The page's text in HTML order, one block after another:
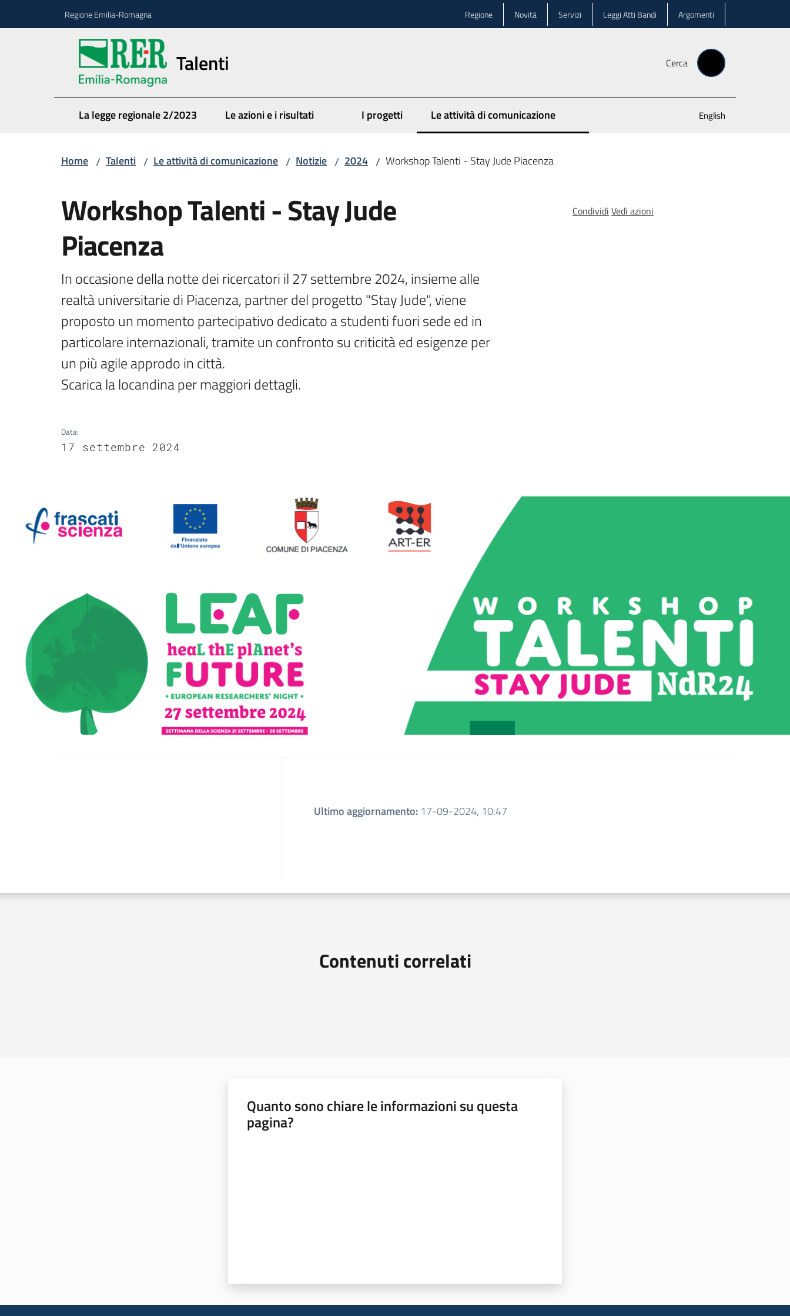
Regione Emilia-Romagna Regione Novità Servizi Leggi Atti Bandi Argomenti
Talenti Cerca
La legge regionale 2/2023 Le azioni e i risultati I progetti Le attività di comunicazione English
Home / Talenti / Le attività di comunicazione / Notizie / 2024 / Workshop Talenti - Stay Jude Piacenza
Workshop Talenti - Stay Jude
Piacenza
In occasione della notte dei ricercatori il 27 settembre 2024, insieme alle
realtà universitarie di Piacenza, partner del progetto "Stay Jude", viene
proposto un momento partecipativo dedicato a studenti fuori sede ed in
particolare internazionali, tramite un confronto su criticità ed esigenze per
un più agile approdo in città.
Scarica la locandina per maggiori dettagli.
Data:
17 settembre 2024
Condividi Vedi azioni
Ultimo aggiornamento: 17-09-2024, 10:47
Contenuti correlati
Quanto sono chiare le informazioni su questa
pagina?